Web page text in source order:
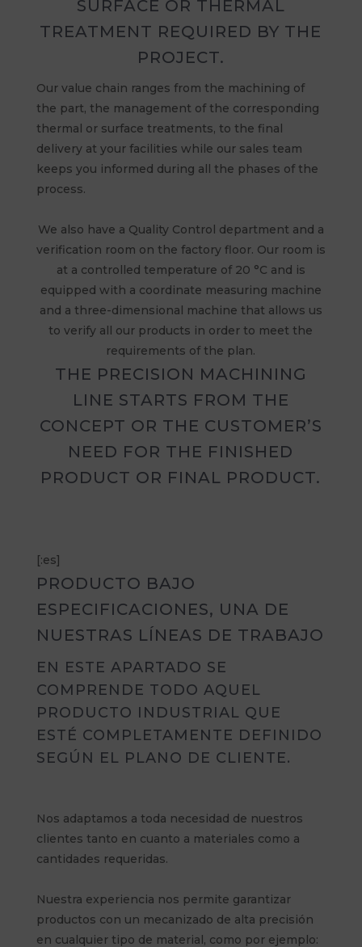
SURFACE OR THERMAL
TREATMENT REQUIRED BY THE
PROJECT.
Our value chain ranges from the machining of
the part, the management of the corresponding
thermal or surface treatments, to the final
delivery at your facilities while our sales team
keeps you informed during all the phases of the
process.
We also have a Quality Control department and a
verification room on the factory floor. Our room is
at a controlled temperature of 20 °C and is
equipped with a coordinate measuring machine
and a three-dimensional machine that allows us
to verify all our products in order to meet the
requirements of the plan.
THE PRECISION MACHINING
LINE STARTS FROM THE
CONCEPT OR THE CUSTOMER’S
NEED FOR THE FINISHED
PRODUCT OR FINAL PRODUCT.
[:es]
PRODUCTO BAJO
ESPECIFICACIONES, UNA DE
NUESTRAS LÍNEAS DE TRABAJO
EN ESTE APARTADO SE
COMPRENDE TODO AQUEL
PRODUCTO INDUSTRIAL QUE
ESTÉ COMPLETAMENTE DEFINIDO
SEGÚN EL PLANO DE CLIENTE.
Nos adaptamos a toda necesidad de nuestros
clientes tanto en cuanto a materiales como a
cantidades requeridas.
Nuestra experiencia nos permite garantizar
productos con un mecanizado de alta precisión
en cualquier tipo de material, como por ejemplo: